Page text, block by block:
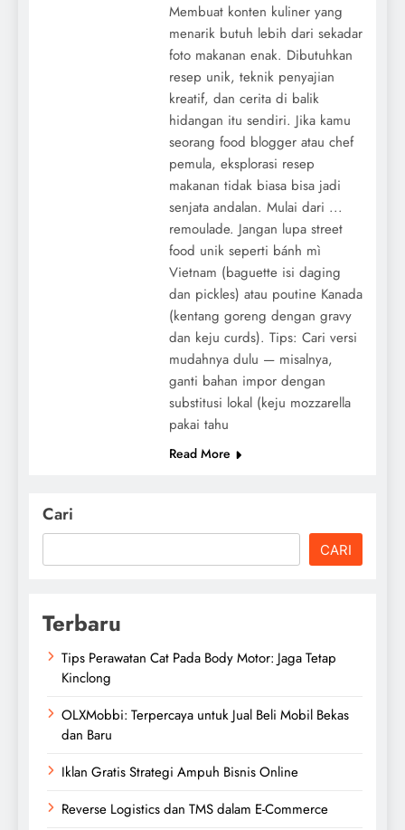
Membuat konten kuliner yang
menarik butuh lebih dari sekadar
foto makanan enak. Dibutuhkan
resep unik, teknik penyajian
kreatif, dan cerita di balik
hidangan itu sendiri. Jika kamu
seorang food blogger atau chef
pemula, eksplorasi resep
makanan tidak biasa bisa jadi
senjata andalan. Mulai dari ...
remoulade. Jangan lupa street
food unik seperti bánh mì
Vietnam (baguette isi daging
dan pickles) atau poutine Kanada
(kentang goreng dengan gravy
dan keju curds). Tips: Cari versi
mudahnya dulu — misalnya,
ganti bahan impor dengan
substitusi lokal (keju mozzarella
pakai tahu
Read More
Cari
CARI
Terbaru
Tips Perawatan Cat Pada Body Motor: Jaga Tetap
Kinclong
OLXMobbi: Terpercaya untuk Jual Beli Mobil Bekas
dan Baru
Iklan Gratis Strategi Ampuh Bisnis Online
Reverse Logistics dan TMS dalam E-Commerce